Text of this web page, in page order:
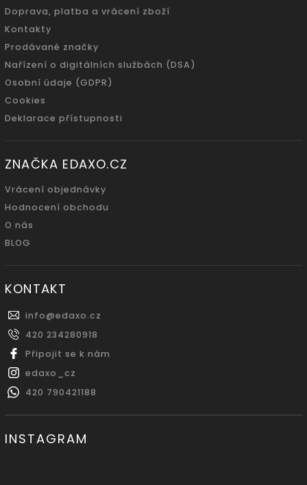
Doprava, platba a vrácení zboží
Kontakty
Prodávané značky
Nařízení o digitálních službách (DSA)
Osobní údaje (GDPR)
Cookies
Deklarace přístupnosti
ZNAČKA EDAXO.CZ
Vrácení objednávky
Hodnocení obchodu
O nás
BLOG
KONTAKT
info@edaxo.cz
420 234280918
Připojit se k nám
edaxo_cz
420 790421188
INSTAGRAM